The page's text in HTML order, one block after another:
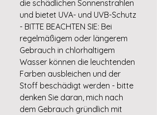
die schädlichen Sonnenstrahlen
und bietet UVA- und UVB-Schutz
- BITTE BEACHTEN SIE: Bei
regelmäßigem oder längerem
Gebrauch in chlorhaltigem
Wasser können die leuchtenden
Farben ausbleichen und der
Stoff beschädigt werden - bitte
denken Sie daran, mich nach
dem Gebrauch gründlich mit